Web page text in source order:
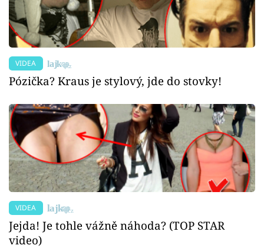
VIDEA
Pózička? Kraus je stylový, jde do stovky!
VIDEA
Jejda! Je tohle vážně náhoda? (TOP STAR
video)